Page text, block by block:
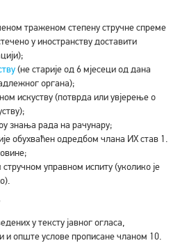
траженом степену стручне спреме
у иностранству доставити
(не старије од 6 мјесеци од дана
органа);
искуству (потврда или увјерење о
знања рада на рачунару;
обухваћен одредбом члана ИX став 1.
управном испиту (уколико је
у тексту јавног огласа,
и опште услове прописане чланом 10.